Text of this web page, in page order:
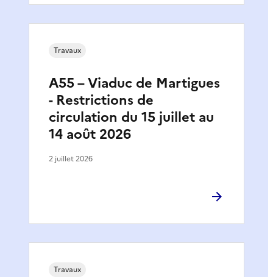
A55 – Viaduc de Martigues
- Restrictions de
circulation du 15 juillet au
14 août 2026
Travaux
2 juillet 2026
Travaux